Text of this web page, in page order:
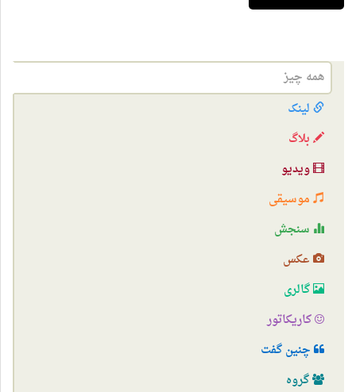
همه چیز
لینک
بلاگ
ویدیو
موسیقی
سنجش
عکس
گالری
کاریکاتور
چنین گفت
گروه